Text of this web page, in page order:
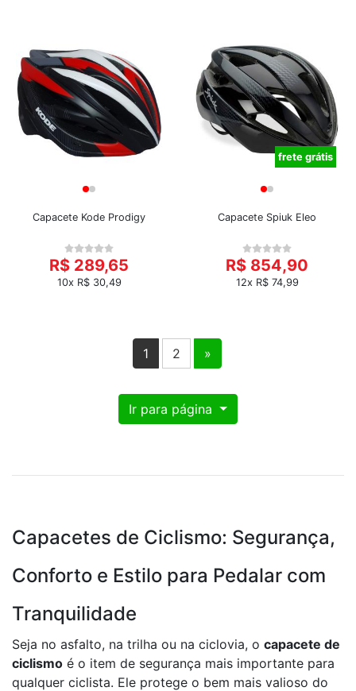
Capacete Kode Prodigy
R$ 289,65
10x R$ 30,49
frete grátis
Capacete Spiuk Eleo
R$ 854,90
12x R$ 74,99
Ir para página
1 2 »
Capacetes de Ciclismo: Segurança,
Conforto e Estilo para Pedalar com
Tranquilidade
Seja no asfalto, na trilha ou na ciclovia, o capacete de
ciclismo é o item de segurança mais importante para
qualquer ciclista. Ele protege o bem mais valioso do